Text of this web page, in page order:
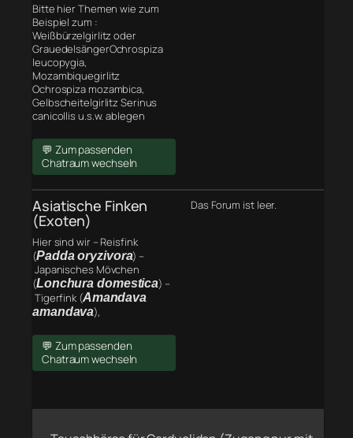
Bitte hier Themen wie zum
Beispiel zum :
Weißbürzelgirlitz oder
GrauedelsängerOchrospiza
leucopygia,
Mozambiquegirlitz
Ochrospiza mozambica,
Gelbscheitelgirlitz Serinus
canicollis u.s.w. ablegen
💬 Zum passenden
Chatraum wechseln
Asiatische Finken
(Exoten)
Hier sind wir – Reisfink
(Padda oryzivora) –
Japanisches Mövchen
(Lonchura domestica) –
Tigerfink (Amandava
amandava),
💬 Zum passenden
Chatraum wechseln
Das Forum ist leer.